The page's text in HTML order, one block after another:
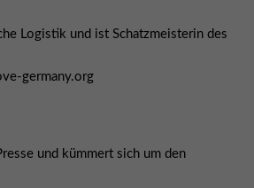
Logistik und ist Schatzmeisterin des
germany.org
und kümmert sich um den